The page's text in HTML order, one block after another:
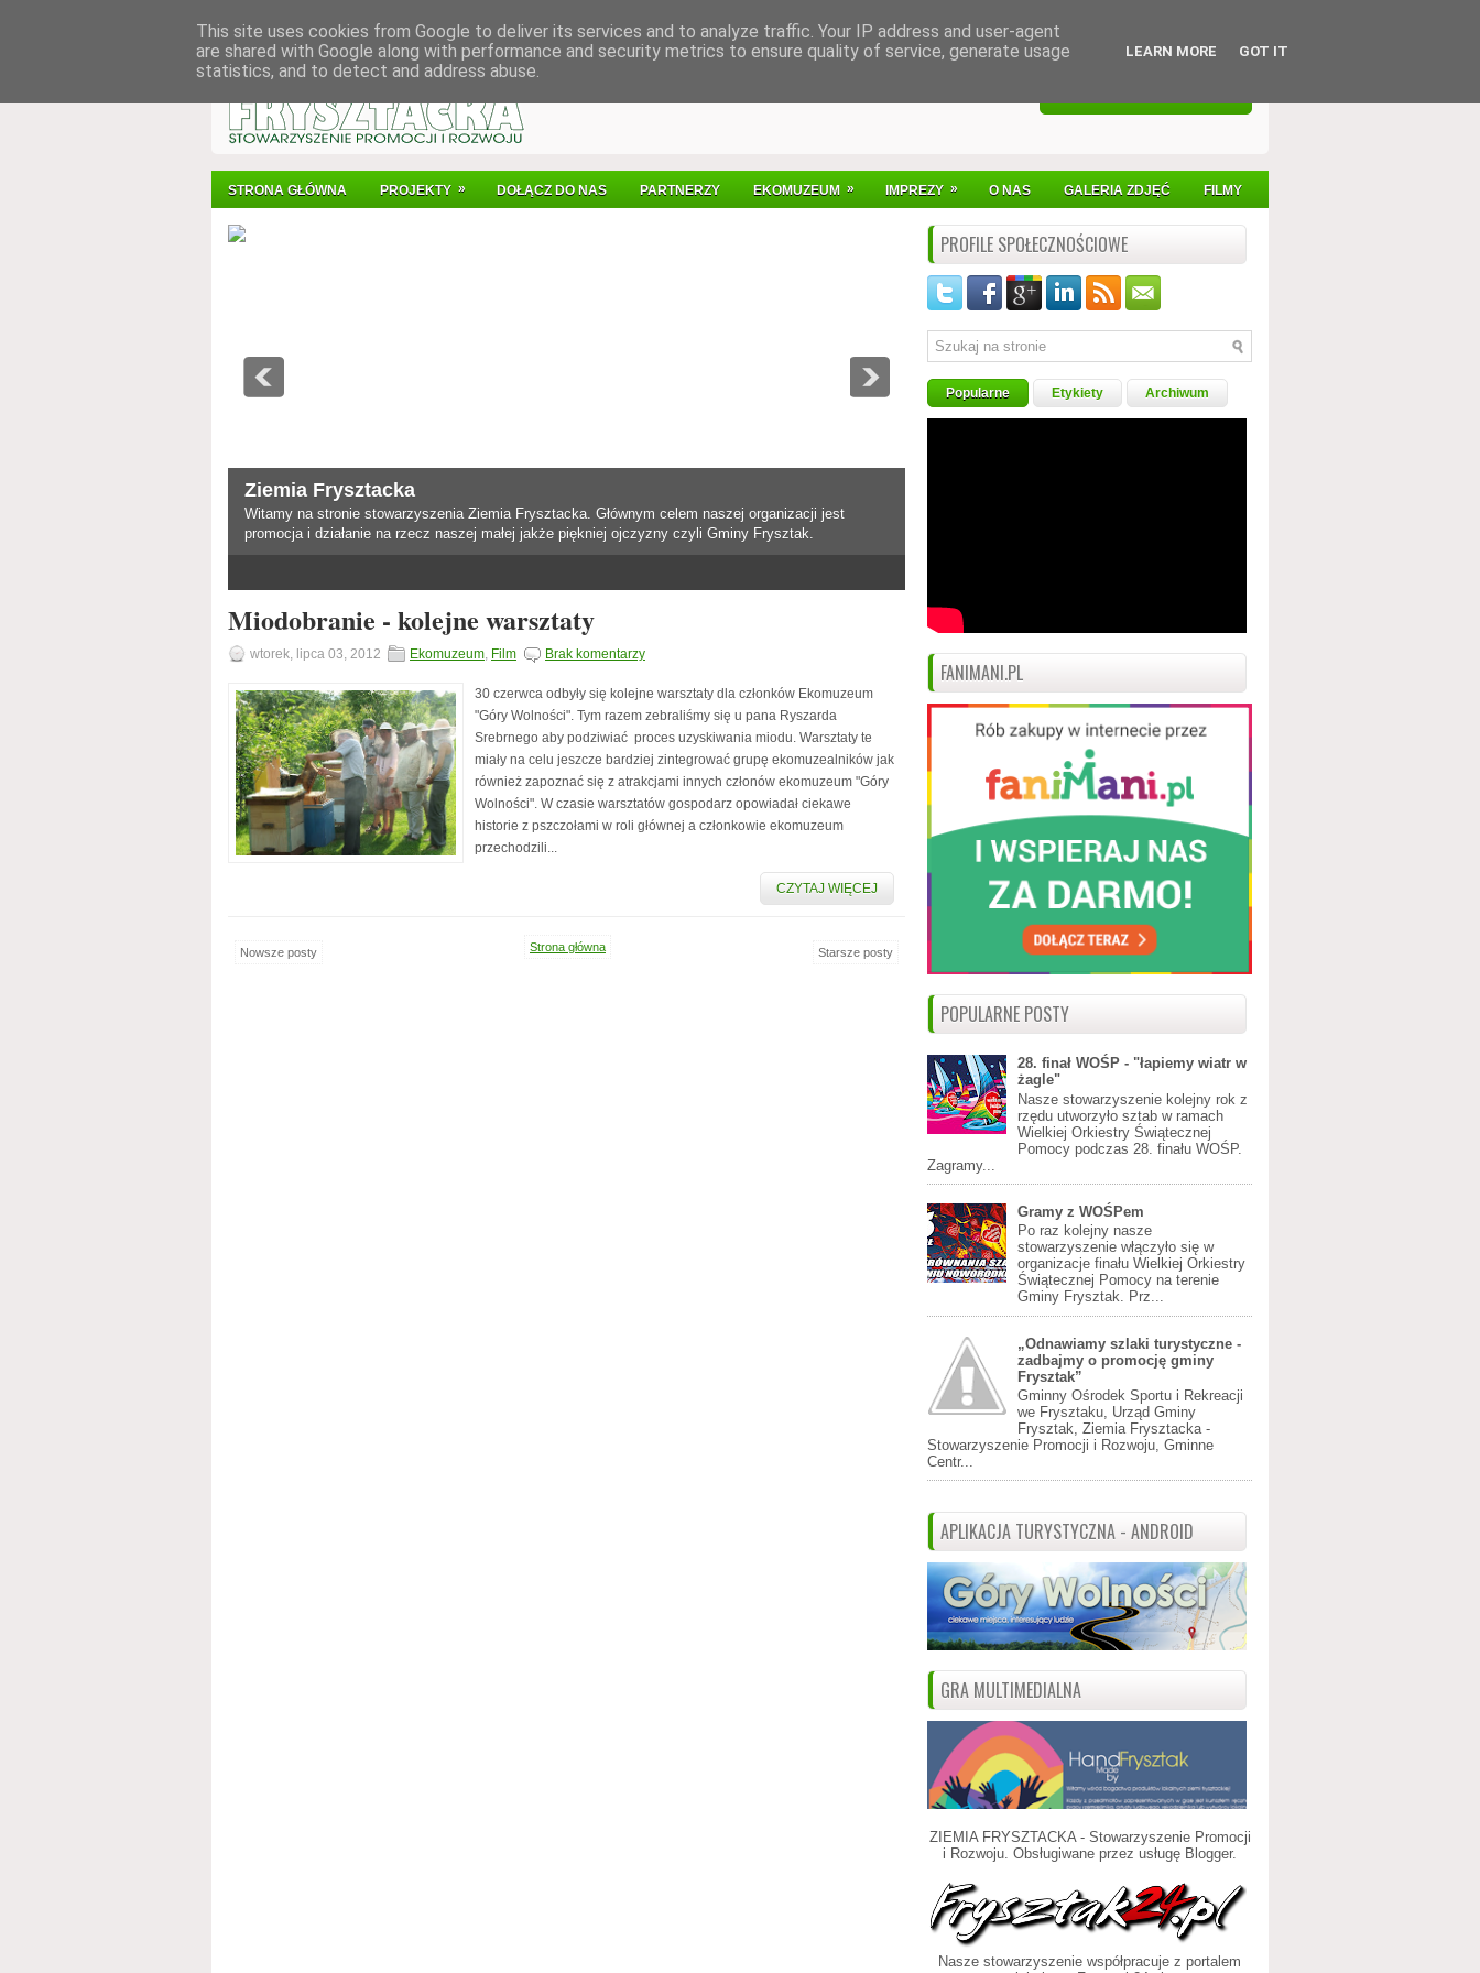
STRONA GŁÓWNA PROJEKTY » DOŁĄCZ DO NAS PARTNERZY EKOMUZEUM » IMPREZY » O NAS GALERIA ZDJĘĆ FILMY
Ziemia Frysztacka
Witamy na stronie stowarzyszenia Ziemia Frysztacka. Głównym celem naszej organizacji jest
promocja i działanie na rzecz naszej małej jakże piękniej ojczyzny czyli Gminy Frysztak.
Miodobranie - kolejne warsztaty
wtorek, lipca 03, 2012 Ekomuzeum, Film Brak komentarzy
30 czerwca odbyły się kolejne warsztaty dla członków Ekomuzeum
"Góry Wolności". Tym razem zebraliśmy się u pana Ryszarda
Srebrnego aby podziwiać proces uzyskiwania miodu. Warsztaty te
miały na celu jeszcze bardziej zintegrować grupę ekomuzealników jak
również zapoznać się z atrakcjami innych członów ekomuzeum "Góry
Wolności". W czasie warsztatów gospodarz opowiadał ciekawe
historie z pszczołami w roli głównej a członkowie ekomuzeum
przechodzili...
CZYTAJ WIĘCEJ
Nowsze posty Starsze posty
Strona główna
PROFILE SPOŁECZNOŚCIOWE
Popularne Etykiety Archiwum
FANIMANI.PL
POPULARNE POSTY
28. finał WOŚP - "łapiemy wiatr w
żagle"
Nasze stowarzyszenie kolejny rok z
rzędu utworzyło sztab w ramach
Wielkiej Orkiestry Świątecznej
Pomocy podczas 28. finału WOŚP.
Zagramy...
Gramy z WOŚPem
Po raz kolejny nasze
stowarzyszenie włączyło się w
organizacje finału Wielkiej Orkiestry
Świątecznej Pomocy na terenie
Gminy Frysztak. Prz...
„Odnawiamy szlaki turystyczne -
zadbajmy o promocję gminy
Frysztak”
Gminny Ośrodek Sportu i Rekreacji
we Frysztaku, Urząd Gminy
Frysztak, Ziemia Frysztacka -
Stowarzyszenie Promocji i Rozwoju, Gminne
Centr...
APLIKACJA TURYSTYCZNA - ANDROID
GRA MULTIMEDIALNA
ZIEMIA FRYSZTACKA - Stowarzyszenie Promocji
i Rozwoju. Obsługiwane przez usługę Blogger.
Nasze stowarzyszenie współpracuje z portalem
This site uses cookies from Google to deliver its services and to analyze traffic. Your IP address and user-agent
are shared with Google along with performance and security metrics to ensure quality of service, generate usage
statistics, and to detect and address abuse.
LEARN MORE GOT IT